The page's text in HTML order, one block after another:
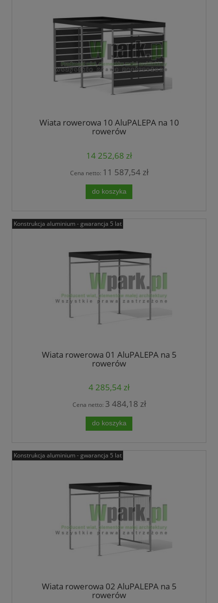
Wiata rowerowa 10 AluPALEPA na 10
rowerów
14 252,68 zł
Cena netto: 11 587,54 zł
do koszyka
Wiata rowerowa 01 AluPALEPA na 5
rowerów
4 285,54 zł
Cena netto: 3 484,18 zł
do koszyka
Konstrukcja aluminium - gwarancja 5 lat
Wiata rowerowa 02 AluPALEPA na 5
rowerów
Konstrukcja aluminium - gwarancja 5 lat